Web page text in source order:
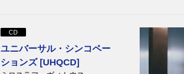
CD
ユニバーサル・シンコペー
ションズ [UHQCD]